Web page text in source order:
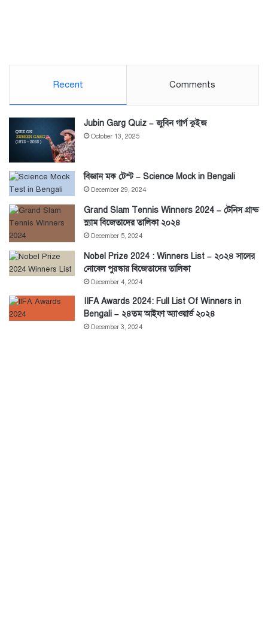
Recent Comments
Jubin Garg Quiz – জুবিন গার্গ কুইজ
October 13, 2025
বিজ্ঞান মক টেস্ট – Science Mock in Bengali
December 29, 2024
Grand Slam Tennis Winners 2024 – টেনিস গ্রান্ড
স্ল্যাম বিজেতাদের তালিকা ২০২৪
December 5, 2024
Nobel Prize 2024 : Winners List – ২০২৪ সালের
নোবেল পুরস্কার বিজেতাদের তালিকা
December 4, 2024
IIFA Awards 2024: Full List Of Winners in
Bengali – ২৪তম আইফা অ্যাওয়ার্ড ২০২৪
December 3, 2024